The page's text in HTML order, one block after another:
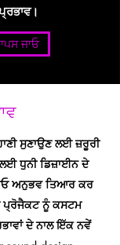
ਜਾਓ
ਸੁਣਾਉਣ ਲਈ ਜ਼ਰੂਰੀ
ਧੁਨੀ ਡਿਜ਼ਾਈਨ ਦੇ
ਅਨੁਭਵ ਤਿਆਰ ਕਰ
ਪ੍ਰੋਜੈਕਟ ਨੂੰ ਕਸਟਮ
ਦੇ ਨਾਲ ਇੱਕ ਨਵੇਂ